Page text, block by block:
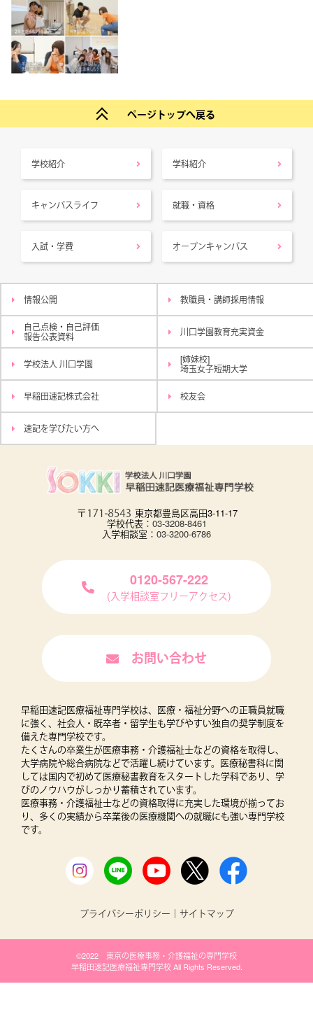
ページトップへ戻る
学校紹介 学科紹介
キャンパスライフ 就職・資格
入試・学費 オープンキャンパス
情報公開 教職員・講師採用情報
自己点検・自己評価
報告公表資料
川口学園教育充実資金
学校法人 川口学園
[姉妹校]
埼玉女子短期大学
早稲田速記株式会社 校友会
速記を学びたい方へ
東京都豊島区高田3-11-17
学校代表： 03-3208-8461
入学相談室： 03-3200-6786
0120-567-222
(入学相談室フリーアクセス)
お問い合わせ
早稲田速記医療福祉専門学校は、医療・福祉分野への正職員就職
に強く、社会人・既卒者・留学生も学びやすい独自の奨学制度を
備えた専門学校です。
たくさんの卒業生が医療事務・介護福祉士などの資格を取得し、
大学病院や総合病院などで活躍し続けています。医療秘書科に関
しては国内で初めて医療秘書教育をスタートした学科であり、学
びのノウハウがしっかり蓄積されています。
医療事務・介護福祉士などの資格取得に充実した環境が揃ってお
り、多くの実績から卒業後の医療機関への就職にも強い専門学校
です。
プライバシーポリシー ｜ サイトマップ
©2022 東京の医療事務・介護福祉の専門学校
早稲田速記医療福祉専門学校 All Rights Reserved.